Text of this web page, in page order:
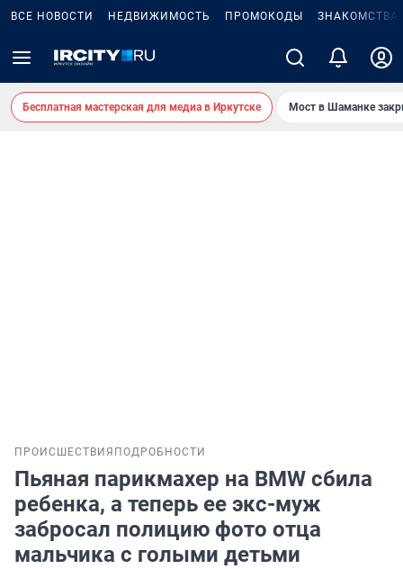
ВСЕ НОВОСТИ НЕДВИЖИМОСТЬ ПРОМОКОДЫ ЗНАКОМСТВА
Бесплатная мастерская для медиа в Иркутске Мост в Шаманке
ПРОИСШЕСТВИЯ ПОДРОБНОСТИ
Пьяная парикмахер на BMW сбила
ребенка, а теперь ее экс-муж
забросал полицию фото отца
мальчика с голыми детьми